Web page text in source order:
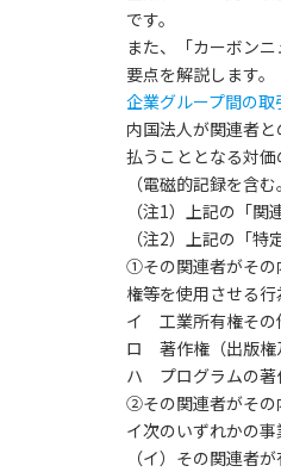
です。
また、「カーボン
要点を解説します。
企業グループ間の
内国法人が関連者
払うこととなる対
（電磁的記録を含
（注1）上記の「
（注2）上記の「
①その関連者がその
権等を使用させる行
イ 工業所有権その
ロ 著作権（出版権
ハ プログラムの著
②その関連者がその
イ次のいずれかの
（イ）その関連者